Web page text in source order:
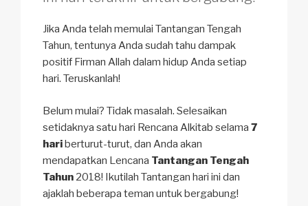
Jika Anda telah memulai Tantangan Tengah
Tahun, tentunya Anda sudah tahu dampak
positif Firman Allah dalam hidup Anda setiap
hari. Teruskanlah!
Belum mulai? Tidak masalah. Selesaikan
setidaknya satu hari Rencana Alkitab selama 7
hariberturut-turut, dan Anda akan
mendapatkan Lencana Tantangan Tengah
Tahun 2018! Ikutilah Tantangan hari ini dan
ajaklah beberapa teman untuk bergabung!